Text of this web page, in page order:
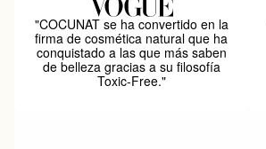
"COCUNAT se ha convertido en la
firma de cosmética natural que ha
conquistado a las que más saben
de belleza gracias a su filosofía
Toxic-Free."